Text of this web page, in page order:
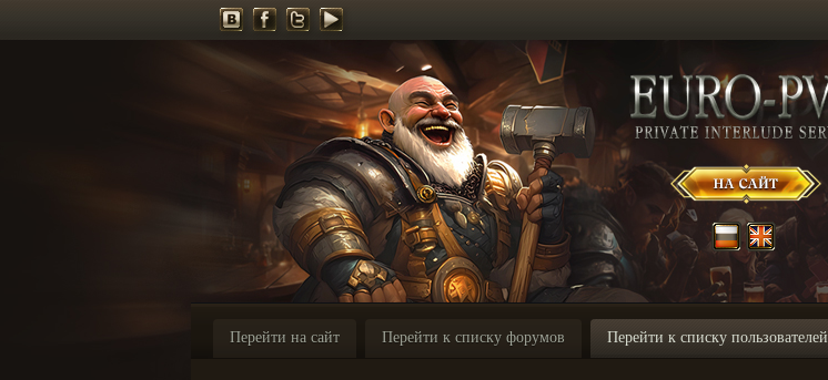
Перейти на сайт Перейти к списку форумов Перейти к списку пользователей